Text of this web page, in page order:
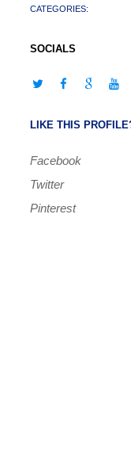
CATEGORIES:
SOCIALS
LIKE THIS
Facebook
Twitter
Pinterest